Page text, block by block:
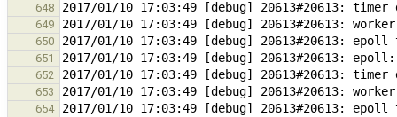
648
649
650
651
652
653
654